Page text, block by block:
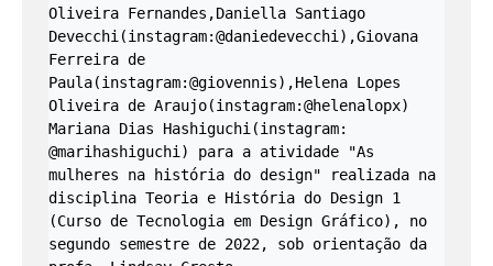
Oliveira Fernandes,Daniella Santiago
Devecchi(instagram:@daniedevecchi),Giovana
Ferreira de
Paula(instagram:@giovennis),Helena Lopes
Oliveira de Araujo(instagram:@helenalopx)
Mariana Dias Hashiguchi(instagram:
@marihashiguchi) para a atividade "As
mulheres na história do design" realizada na
disciplina Teoria e História do Design 1
(Curso de Tecnologia em Design Gráfico), no
segundo semestre de 2022, sob orientação da